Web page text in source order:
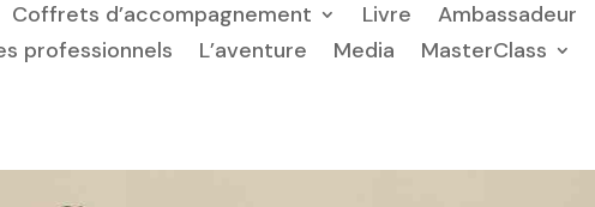
Coffrets d’accompagnement Livre
Ambassadeur
professionnels
L’aventure Media MasterClass